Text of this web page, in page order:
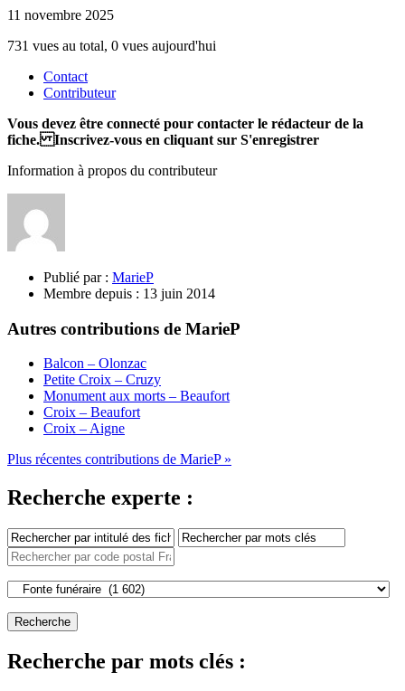
11 novembre 2025
731 vues au total, 0 vues aujourd'hui
Contact
Contributeur
Vous devez être connecté pour contacter le rédacteur de la
fiche. Inscrivez-vous en cliquant sur S'enregistrer
Information à propos du contributeur
Publié par : MarieP
Membre depuis : 13 juin 2014
Autres contributions de MarieP
Balcon – Olonzac
Petite Croix – Cruzy
Monument aux morts – Beaufort
Croix – Beaufort
Croix – Aigne
Plus récentes contributions de MarieP »
Recherche experte :
Recherche par mots clés :